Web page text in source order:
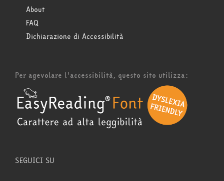
About
FAQ
Dichiarazione di Accessibilità
Per agevolare l'accessibilità, questo sito utilizza:
SEGUICI SU